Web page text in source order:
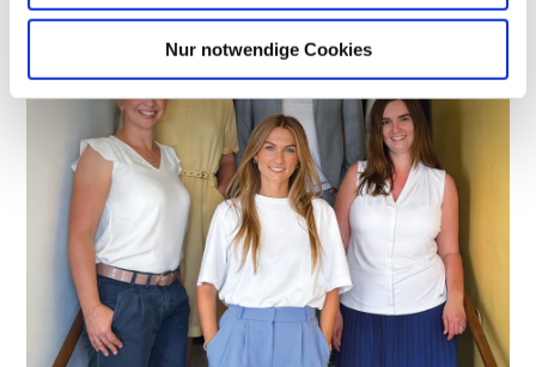
Nur notwendige Cookies